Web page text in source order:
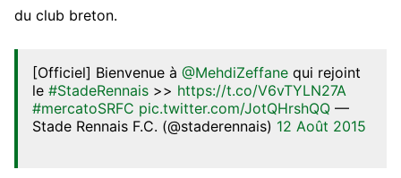
du club breton.
[Officiel] Bienvenue à @MehdiZeffane qui rejoint
le #StadeRennais >> https://t.co/V6vTYLN27A
#mercatoSRFC pic.twitter.com/JotQHrshQQ —
Stade Rennais F.C. (@staderennais) 12 Août 2015